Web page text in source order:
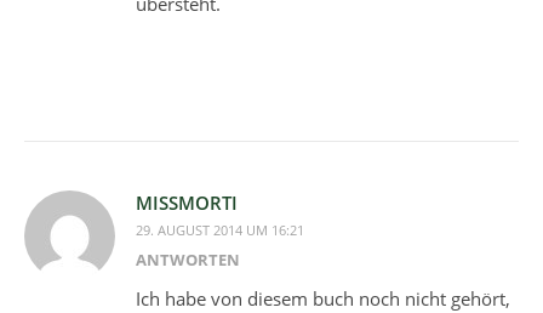
MISSMORTI
29. AUGUST 2014 UM 16:21
ANTWORTEN
Ich habe von diesem buch noch nicht gehört,